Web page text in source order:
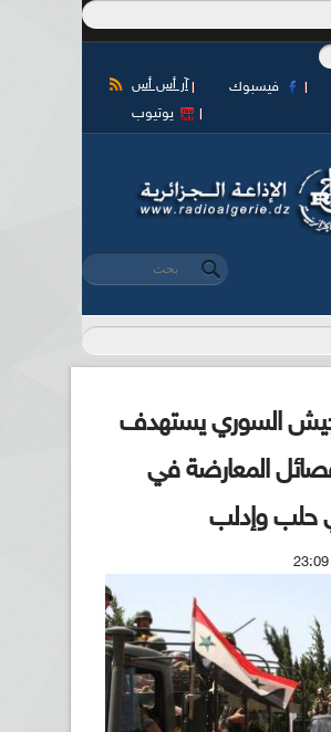
آر أس أس فيسبوك
يوتيوب
استمارة البحث
‏بحث ‏
السوري يستهدف
المعارضة في
حلب وإدلب